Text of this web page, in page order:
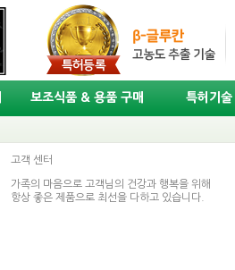
보조식품 & 용품 구매 특허기술
고객 센터
가족의 마음으로 고객님의 건강과 행복을 위해
항상 좋은 제품으로 최선을 다하고 있습니다.